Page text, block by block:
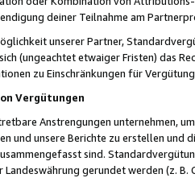
deiner Teilnahme am
unserer Partner,
(ungeachtet etwaiger Fristen) das
zu Einschränkungen für
Vergütungen
Anstrengungen unternehmen,
und unsere Berichte zu erstellen und
sind.
Landeswährung gerundet werden (z.